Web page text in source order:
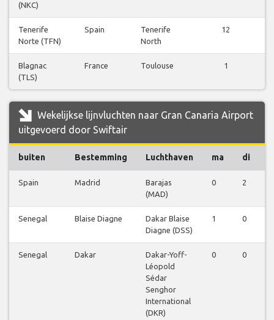
(NKC)
Tenerife
Norte (TFN)
Spain
Tenerife
North
12
Blagnac
(TLS)
France Toulouse 1
Wekelijkse lijnvluchten naar Gran Canaria Airport
uitgevoerd door Swiftair
buiten Bestemming Luchthaven ma di
Spain Madrid
Barajas
(MAD)
0 2
Senegal Blaise Diagne
Dakar Blaise
Diagne (DSS)
1 0
Senegal Dakar
Dakar-Yoff-
Léopold
Sédar
Senghor
International
(DKR)
0 0